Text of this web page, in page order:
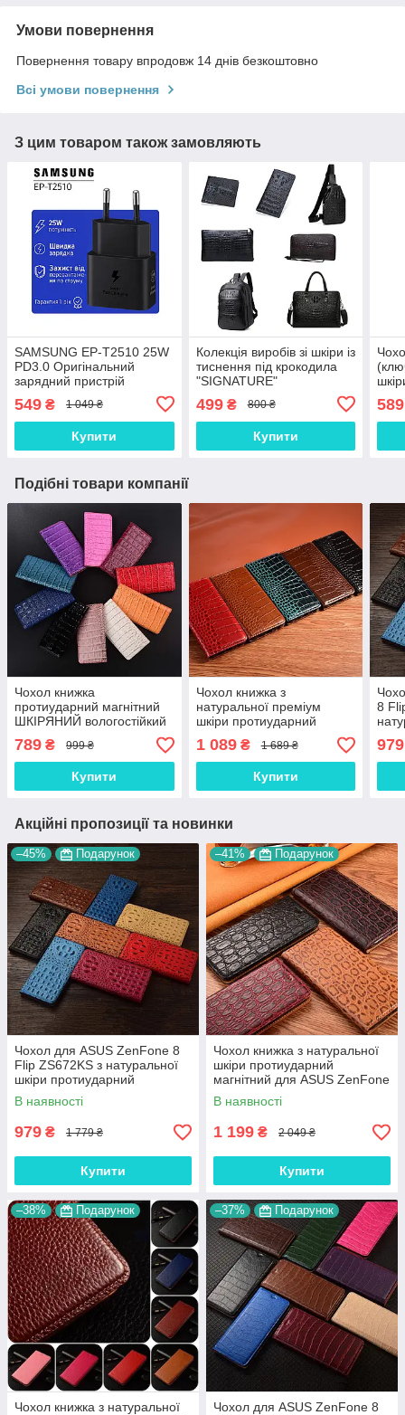
Умови повернення
Повернення товару впродовж 14 днів безкоштовно
Всі умови повернення
З цим товаром також замовляють
SAMSUNG EP-T2510 25W
PD3.0 Оригінальний
зарядний пристрій
549 ₴ 1 049 ₴
Купити
Колекція виробів зі шкіри із
тиснення під крокодила
"SIGNATURE"
499₴ 800 ₴
Купити
589
Подібні товари компанії
Чохол книжка
протиударний магнітний
ШКІРЯНИЙ вологостійкий
для для ASUS ZenFone 8
Flip ZS672KS "LUXON"
789 ₴ 999 ₴
Купити
Чохол книжка з
натуральної преміум
шкіри протиударний
магнітний для ASUS
ZenFone 8 Flip ZS672KS
"CROCODILE"
1 089₴ 1 689 ₴
Купити
8
979
Акційні пропозиції та новинки
–45% Подарунок
Чохол для ASUS ZenFone 8
Flip ZS672KS з натуральної
шкіри протиударний
магнітний книжка
"CROCOHEAD"
В наявності
979 ₴ 1 779 ₴
Купити
–41% Подарунок
Чохол книжка з натуральної
шкіри протиударний
магнітний для ASUS ZenFone
8 Flip ZS672KS "JACOSA"
В наявності
1 199 ₴ 2 049 ₴
Купити
–38% Подарунок
Чохол книжка з натуральної
–37% Подарунок
Чохол для ASUS ZenFone 8